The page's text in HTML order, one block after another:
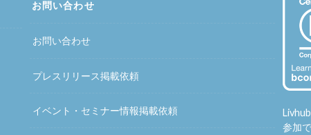
お問い合わせ
お問い合わせ
プレスリリース掲載依頼
イベント・セミナー情報掲載依頼
参加